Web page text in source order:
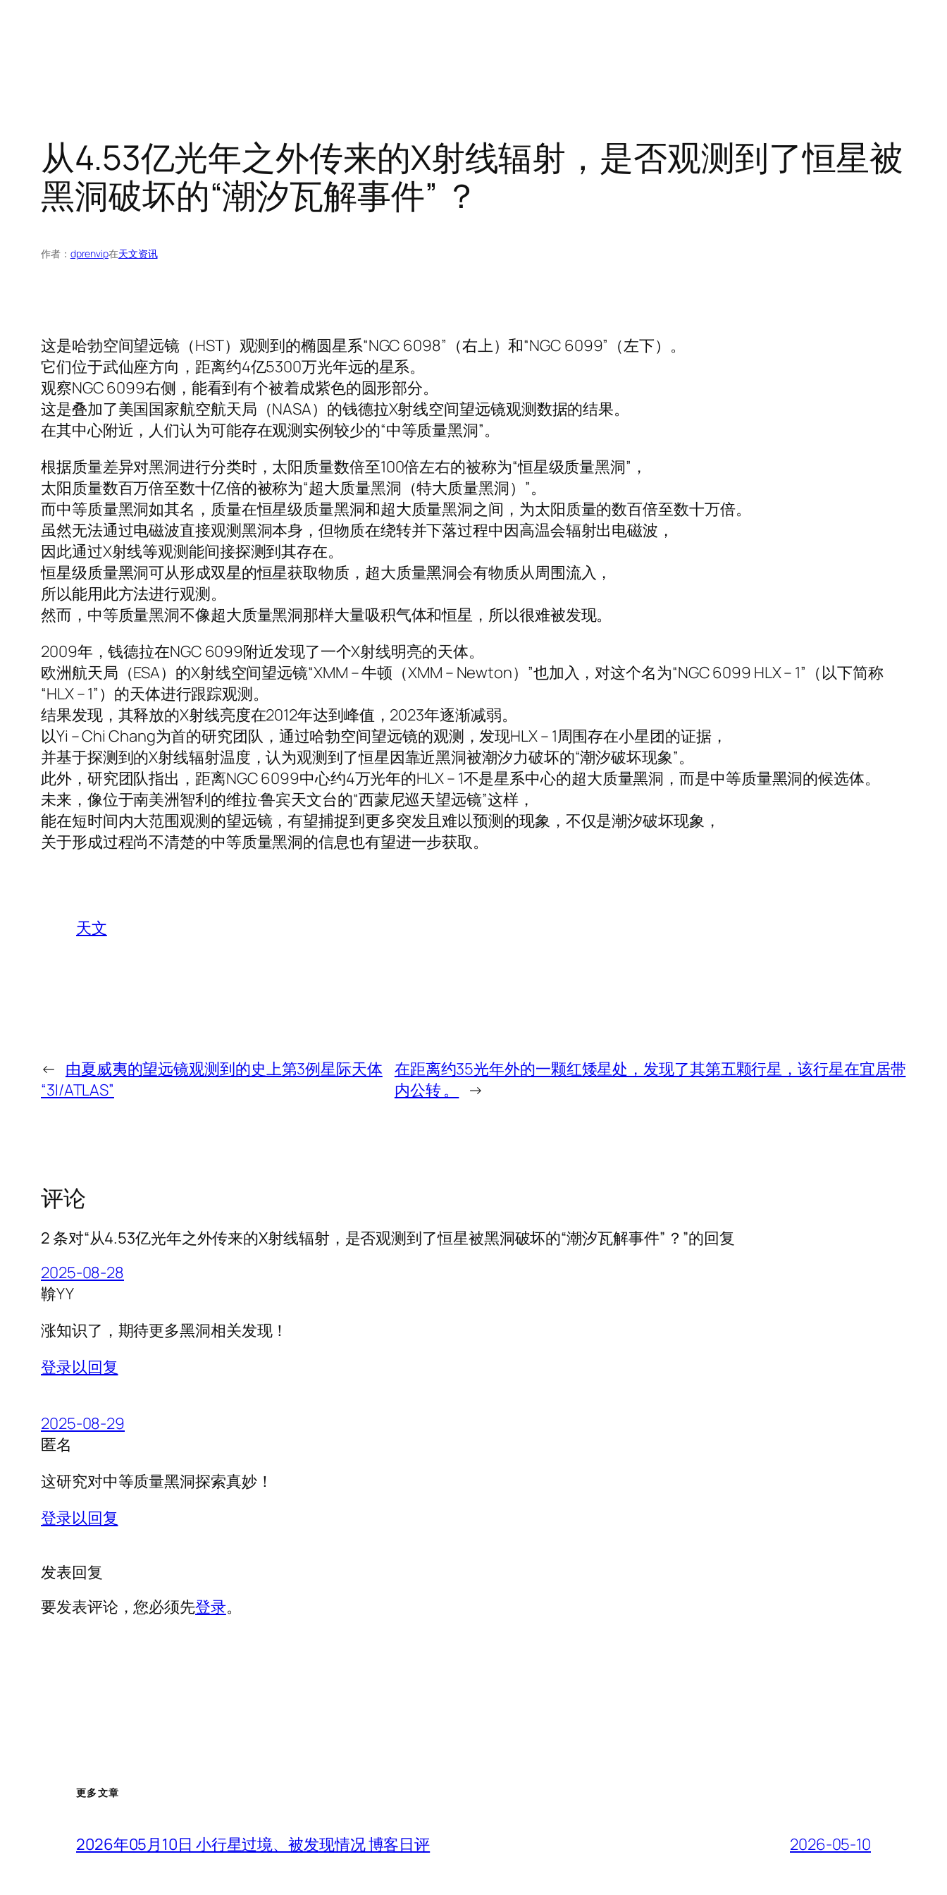
从4.53亿光年之外传来的X射线辐射，是否观测到了恒星被
黑洞破坏的“潮汐瓦解事件” ？
作者： dprenvip在天文资讯
这是哈勃空间望远镜（HST）观测到的椭圆星系“NGC 6098”（右上）和“NGC 6099”（左下）。
它们位于武仙座方向，距离约4亿5300万光年远的星系。
观察NGC 6099右侧，能看到有个被着成紫色的圆形部分。
这是叠加了美国国家航空航天局（NASA）的钱德拉X射线空间望远镜观测数据的结果。
在其中心附近，人们认为可能存在观测实例较少的“中等质量黑洞”。
根据质量差异对黑洞进行分类时，太阳质量数倍至100倍左右的被称为“恒星级质量黑洞”，
太阳质量数百万倍至数十亿倍的被称为“超大质量黑洞（特大质量黑洞）”。
而中等质量黑洞如其名，质量在恒星级质量黑洞和超大质量黑洞之间，为太阳质量的数百倍至数十万倍。
虽然无法通过电磁波直接观测黑洞本身，但物质在绕转并下落过程中因高温会辐射出电磁波，
因此通过X射线等观测能间接探测到其存在。
恒星级质量黑洞可从形成双星的恒星获取物质，超大质量黑洞会有物质从周围流入，
所以能用此方法进行观测。
然而，中等质量黑洞不像超大质量黑洞那样大量吸积气体和恒星，所以很难被发现。
2009年，钱德拉在NGC 6099附近发现了一个X射线明亮的天体。
欧洲航天局（ESA）的X射线空间望远镜“XMM – 牛顿（XMM – Newton）”也加入，对这个名为“NGC 6099 HLX – 1”（以下简称
“HLX – 1”）的天体进行跟踪观测。
结果发现，其释放的X射线亮度在2012年达到峰值，2023年逐渐减弱。
以Yi – Chi Chang为首的研究团队，通过哈勃空间望远镜的观测，发现HLX – 1周围存在小星团的证据，
并基于探测到的X射线辐射温度，认为观测到了恒星因靠近黑洞被潮汐力破坏的“潮汐破坏现象”。
此外，研究团队指出，距离NGC 6099中心约4万光年的HLX – 1不是星系中心的超大质量黑洞，而是中等质量黑洞的候选体。
未来，像位于南美洲智利的维拉·鲁宾天文台的“西蒙尼巡天望远镜”这样，
能在短时间内大范围观测的望远镜，有望捕捉到更多突发且难以预测的现象，不仅是潮汐破坏现象，
关于形成过程尚不清楚的中等质量黑洞的信息也有望进一步获取。
天文
← 由夏威夷的望远镜观测到的史上第3例星际天体
“3I/ATLAS”
在距离约35光年外的一颗红矮星处，发现了其第五颗行星，该行星在宜居带
内公转 。
→
评论
2 条对“从4.53亿光年之外传来的X射线辐射，是否观测到了恒星被黑洞破坏的“潮汐瓦解事件” ？”的回复
2025-08-28
鞥YY
涨知识了，期待更多黑洞相关发现！
登录以回复
2025-08-29
匿名
这研究对中等质量黑洞探索真妙！
登录以回复
发表回复
要发表评论，您必须先登录。
更多文章
2026年05月10日 小行星过境、被发现情况 博客日评 2026-05-10